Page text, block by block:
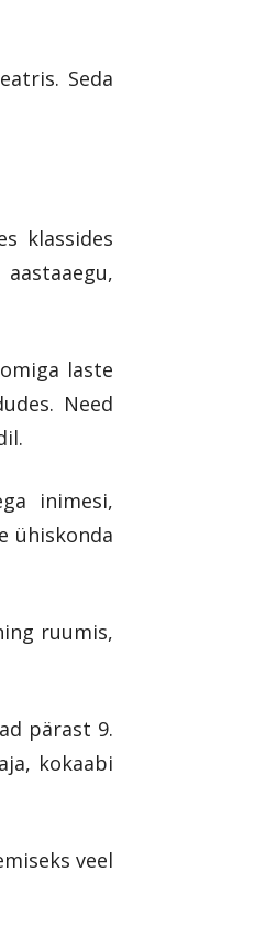
Seda
klassides
laste
Need
inimesi,
ühiskonda
ruumis,
pärast 9.
kokaabi
veel